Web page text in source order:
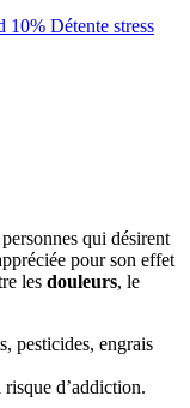
qui désirent
pour son effet
les douleurs, le
pesticides, engrais
d’addiction.